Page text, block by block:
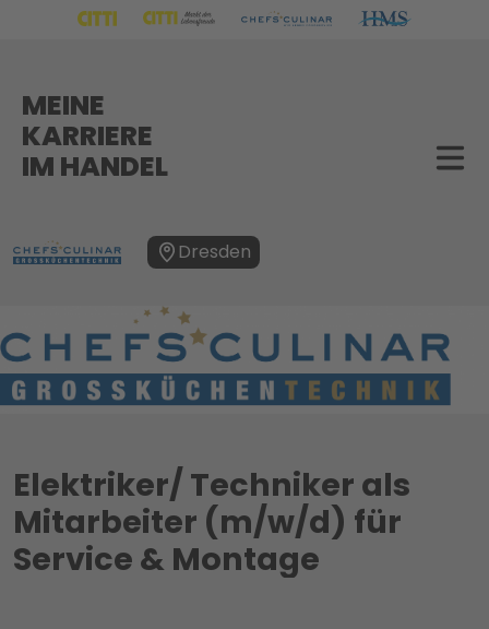
MEINE
KARRIERE
IM HANDEL
Dresden
Elektriker/ Techniker als
Mitarbeiter (m/w/d) für
Service & Montage